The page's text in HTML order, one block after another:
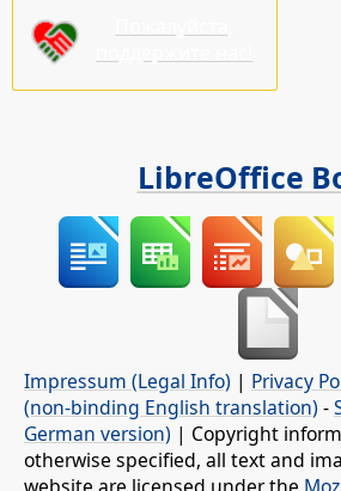
LibreOffice
Impressum (Legal Info) | Privacy
(non-binding English translation) -
German version) | Copyright
otherwise specified, all text and